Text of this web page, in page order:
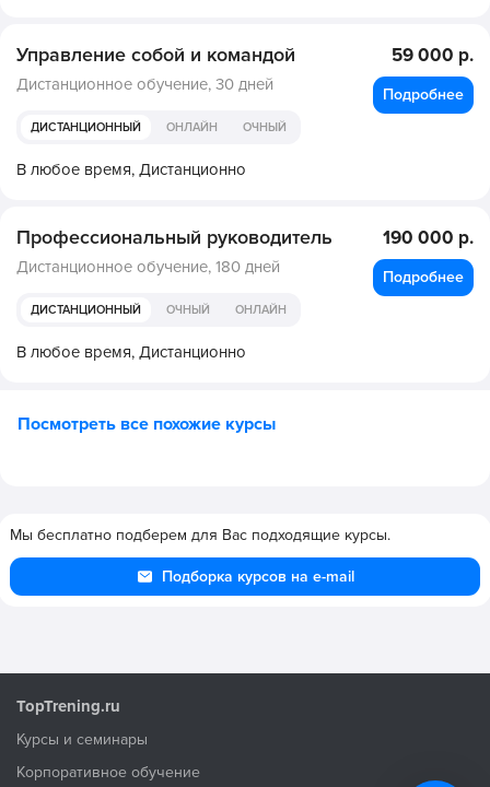
Управление собой и командой
Дистанционное обучение, 30 дней
ДИСТАНЦИОННЫЙ ОНЛАЙН ОЧНЫЙ
В любое время, Дистанционно
59 000 р.
Подробнее
Профессиональный руководитель
Дистанционное обучение, 180 дней
ДИСТАНЦИОННЫЙ ОЧНЫЙ ОНЛАЙН
В любое время, Дистанционно
190 000 р.
Подробнее
Посмотреть все похожие курсы
Мы бесплатно подберем для Вас подходящие курсы.
Подборка курсов на e-mail
TopTrening.ru
Курсы и семинары
Корпоративное обучение